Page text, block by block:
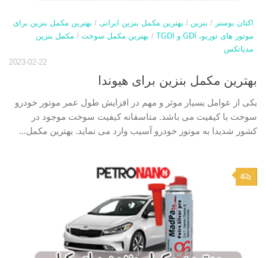
اکتان بوستر / بنزین / بهترین مکمل بنزین ایرانی / بهترین مکمل بنزین برای
موتور های توربو، GDI و TGDI
/ بهترین مکمل سوخت / مکمل بنزین
مدپاتکس
2023-02-22
بهترین مکمل بنزین برای هیوندا
یکی از عوامل بسیار موثر و مهم در افزایش طول عمر موتور خودرو
سوخت با کیفیت می باشد. متاسفانه کیفیت سوخت موجود در
کشور شدیدا به موتور خودرو آسیب وارد می نماید. بهترین مکمل...
4